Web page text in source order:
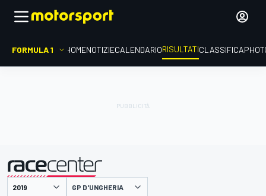
FORMULA 1 HOMENOTIZIECALENDARIORISULTATICLASSIFICA
presentato da GP D'UNGHERIA